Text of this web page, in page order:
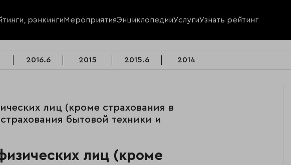
рэнкингиМероприятияЭнциклопедииУслугиУзнать рейтинг
2016.6 2015 2015.6 2014
лиц (кроме страхования в
бытовой техники и
лиц (кроме